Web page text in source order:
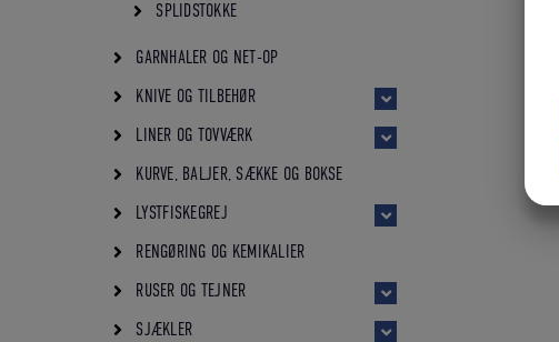
SPLIDSTOKKE
GARNHALER OG NET-OP
KNIVE OG TILBEHØR
LINER OG TOVVÆRK
KURVE, BALJER, SÆKKE OG BOKSE
LYSTFISKEGREJ
RENGØRING OG KEMIKALIER
RUSER OG TEJNER
SJÆKLER